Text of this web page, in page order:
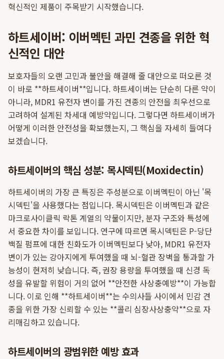
혁신적인 제품이 주목받기 시작했습니다.
하트세이버: 이버멕틴 과민 견종을 위한 혁
신적인 대안
보호자들의 오랜 고민과 불안을 해결해 줄 대안으로 떠오른 것
이 바로 **하트세이버**입니다. 하트세이버는 단순히 다른 약이
아니라, MDR1 유전자 변이를 가진 견종의 안전을 최우선으로
고려하여 설계된 차세대 예방약입니다. 그렇다면 하트세이버가
어떻게 이러한 안전성을 확보했는지, 그 핵심을 자세히 들여다
보겠습니다.
하트세이버의 핵심 성분: 목시덱틴(Moxidectin)
하트세이버의 가장 큰 특징은 주성분으로 이버멕틴이 아닌 '목
시덱틴'을 사용했다는 점입니다. 목시덱틴은 이버멕틴과 같은
마크로사이클릭 락톤 계열의 약물이지만, 분자 구조와 특성에
서 중요한 차이를 보입니다. 연구에 따르면 목시덱틴은 P-당단
백질 펌프에 대한 친화도가 이버멕틴보다 낮아, MDR1 유전자
변이가 있는 강아지에게 투여했을 때 뇌-혈관 장벽을 통과할 가
능성이 현저히 낮습니다. 즉, 권장 용량을 투여했을 때 신경 독
성을 유발할 위험이 거의 없어 **안전한 사상충예방**이 가능합
니다. 이로 인해 **하트세이버**는 수의사들 사이에서 민감 견
종을 위한 가장 신뢰할 수 있는 **콜리 심장사상충약**으로 자
리매김하고 있습니다.
하트세이버의 광범위한 예방 효과